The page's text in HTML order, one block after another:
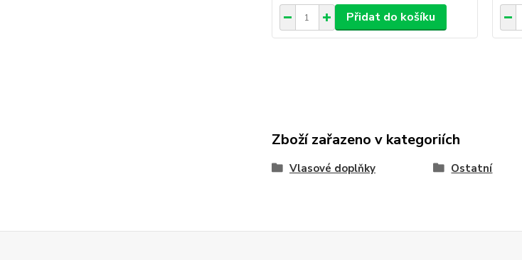
Přidat do košíku
Zboží zařazeno v kategoriích
Vlasové doplňky Ostatní